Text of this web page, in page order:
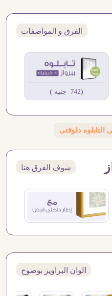
الفرق و المواصفات
(742 جنيه )
دلوقتى
شوف الفرق هنا
الوان البراويز بوضوح